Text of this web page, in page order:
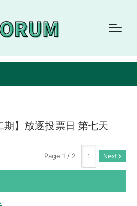
期】放逐投票日 第七天
Page 1 / 2 Next